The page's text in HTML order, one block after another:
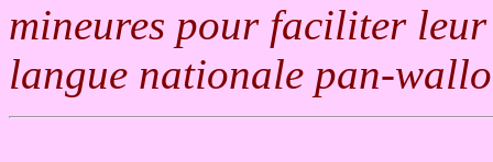
mineures pour faciliter
langue nationale pan-